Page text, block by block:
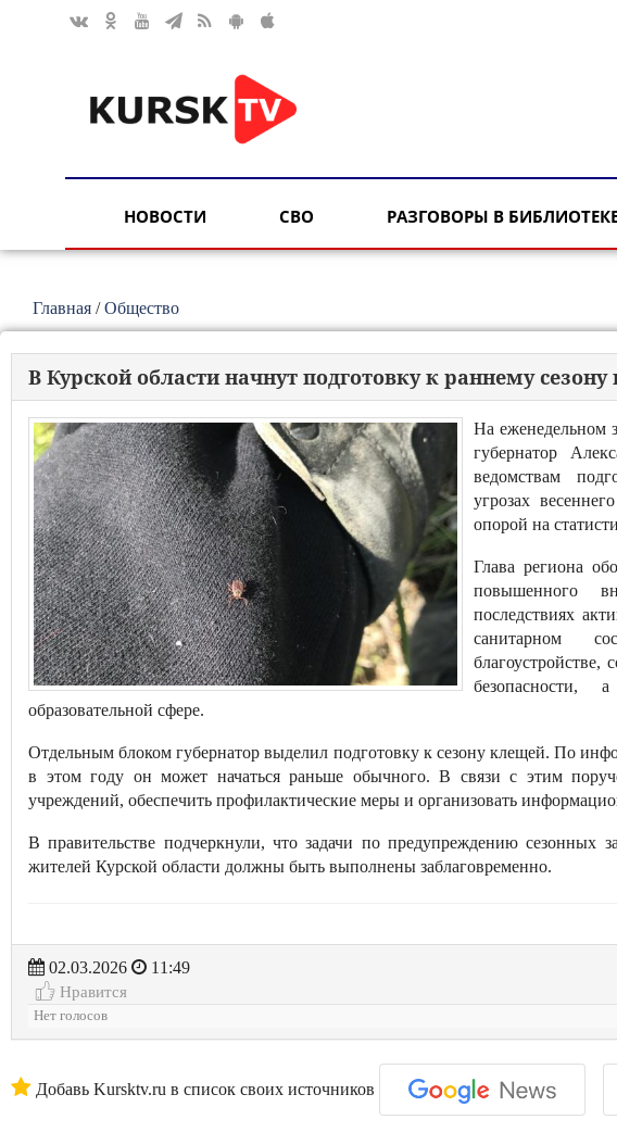
НОВОСТИ СВО РАЗГОВОРЫ В
Главная /Общество
В Курской области начнут подготовку к раннему
На еженедельном
губернатор
ведомствам
угрозах
опорой на
Глава региона
повышенного
последствиях
санитарном
благоустройстве,
образовательной сфере.
Отдельным блоком губернатор выделил подготовку к сезону клещей. По
в этом году он может начаться раньше обычного. В связи с этим
учреждений, обеспечить профилактические меры и организовать
В правительстве подчеркнули, что задачи по предупреждению сезонных
жителей Курской области должны быть выполнены заблаговременно.
02.03.2026
11:49
Нравится
Нет голосов
Добавь Kursktv.ru в список своих источников